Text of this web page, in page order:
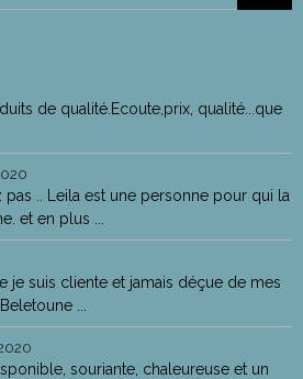
de qualité.Ecoute,prix, qualité...que
pas .. Leila est une personne pour qui la
et en plus ...
je suis cliente et jamais déçue de mes
...
souriante, chaleureuse et un